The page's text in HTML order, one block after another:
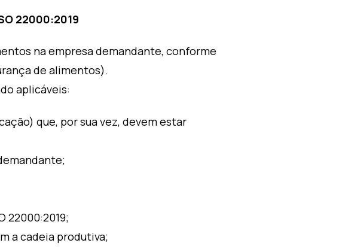
22000:2019
na empresa demandante, conforme
de alimentos).
aplicáveis:
que, por sua vez, devem estar
22000:2019;
a cadeia produtiva;